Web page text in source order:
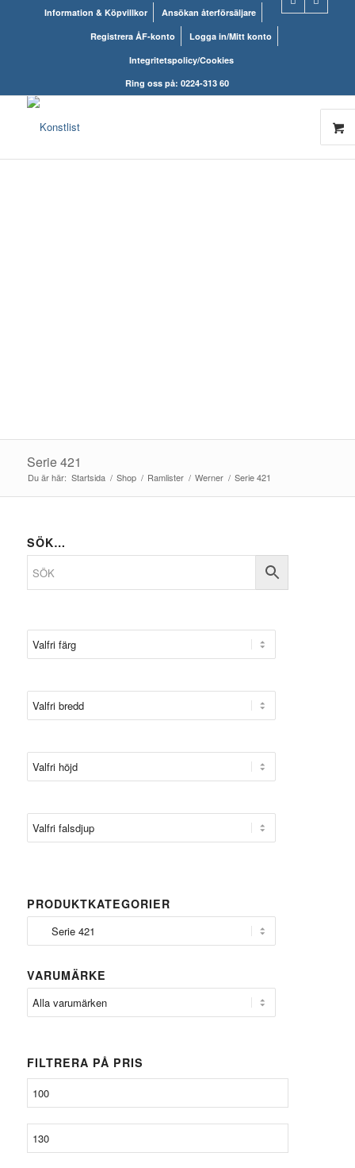
Information & Köpvillkor
Ansökan återförsäljare
Registrera ÅF-konto
Logga in/Mitt konto
Integritetspolicy/Cookies
Ring oss på: 0224-313 60
Serie 421
Du är här: Startsida / Shop / Ramlister / Werner / Serie 421
SÖK…
PRODUKTKATEGORIER
VARUMÄRKE
FILTRERA PÅ PRIS